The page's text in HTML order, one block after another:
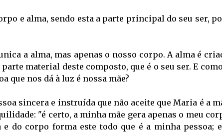
e alma, sendo esta a parte principal do seu ser,
a alma, mas apenas o nosso corpo. A alma é
material deste composto, que é o seu ser. E
que nos dá à luz é nossa mãe?
sincera e instruída que não aceite que Maria é a
"é certo, a minha mãe gera apenas o meu
do corpo forma este todo que é a minha pessoa;